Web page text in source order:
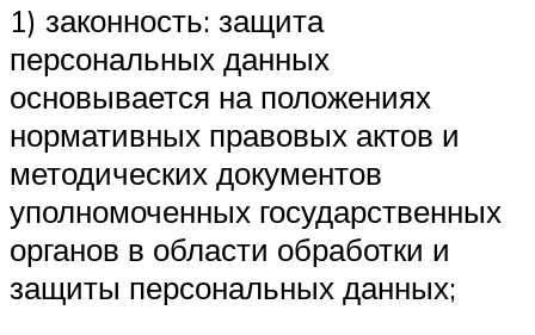
1) законность: защита
персональных данных
основывается на положениях
нормативных правовых актов и
методических документов
уполномоченных государственных
органов в области обработки и
защиты персональных данных;